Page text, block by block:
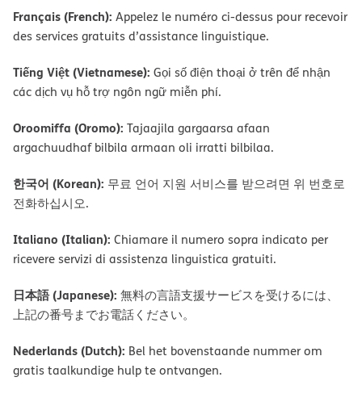
Français (French): Appelez le numéro ci-dessus pour recevoir
des services gratuits d’assistance linguistique.
Tiếng Việt (Vietnamese): Gọi số điện thoại ở trên để nhận
các dịch vụ hỗ trợ ngôn ngữ miễn phí.
Oroomiffa (Oromo): Tajaajila gargaarsa afaan
argachuudhaf bilbila armaan oli irratti bilbilaa.
한국어 (Korean): 무료 언어 지원 서비스를 받으려면 위 번호로
전화하십시오.
Italiano (Italian): Chiamare il numero sopra indicato per
ricevere servizi di assistenza linguistica gratuiti.
日本語 (Japanese): 無料の言語支援サービスを受けるには、
上記の番号までお電話ください。
Nederlands (Dutch): Bel het bovenstaande nummer om
gratis taalkundige hulp te ontvangen.